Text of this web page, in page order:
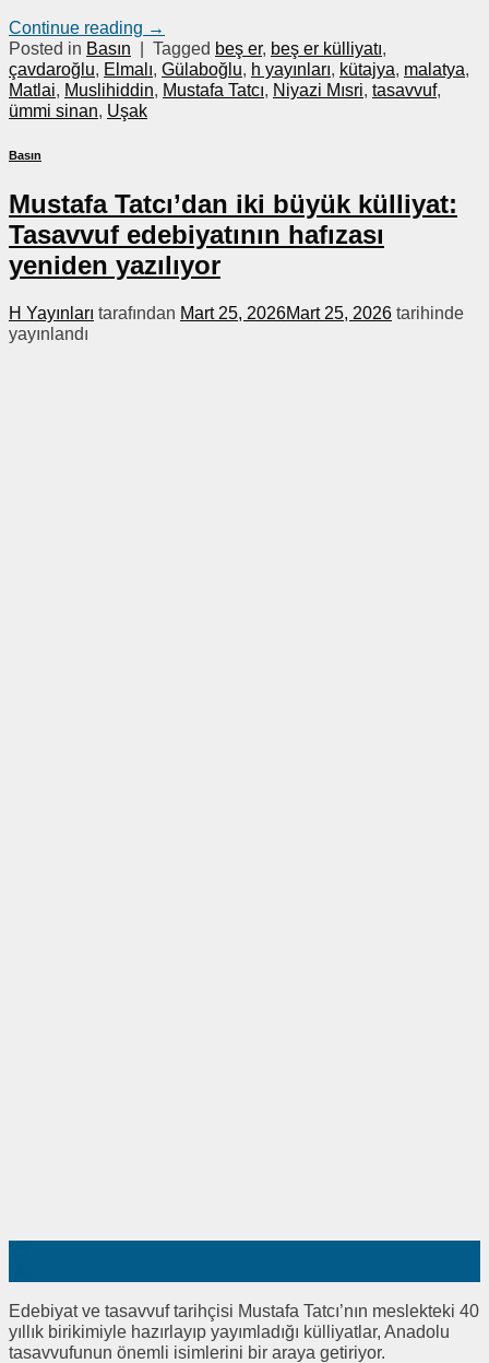
Continue reading →
Posted in Basın | Tagged beş er, beş er külliyatı,
çavdaroğlu, Elmalı, Gülaboğlu, h yayınları, kütajya, malatya,
Matlai, Muslihiddin, Mustafa Tatcı, Niyazi Mısri, tasavvuf,
ümmi sinan, Uşak
Basın
Mustafa Tatcı’dan iki büyük külliyat:
Tasavvuf edebiyatının hafızası
yeniden yazılıyor
H Yayınları tarafından Mart 25, 2026Mart 25, 2026 tarihinde
yayınlandı
Edebiyat ve tasavvuf tarihçisi Mustafa Tatcı’nın meslekteki 40
yıllık birikimiyle hazırlayıp yayımladığı külliyatlar, Anadolu
tasavvufunun önemli isimlerini bir araya getiriyor.